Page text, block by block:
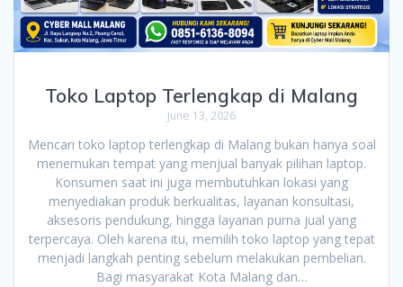
Toko Laptop Terlengkap di Malang
June 13, 2026
Mencari toko laptop terlengkap di Malang bukan hanya soal
menemukan tempat yang menjual banyak pilihan laptop.
Konsumen saat ini juga membutuhkan lokasi yang
menyediakan produk berkualitas, layanan konsultasi,
aksesoris pendukung, hingga layanan purna jual yang
terpercaya. Oleh karena itu, memilih toko laptop yang tepat
menjadi langkah penting sebelum melakukan pembelian.
Bagi masyarakat Kota Malang dan…